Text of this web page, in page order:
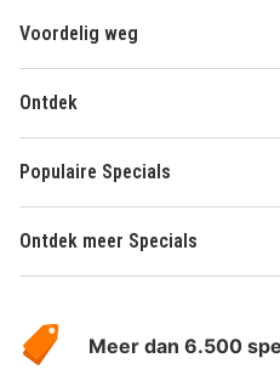
Voordelig weg
Ontdek
Populaire Specials
Ontdek meer Specials
HotelSpecials
Meer dan 6.500